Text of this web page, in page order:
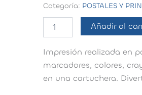
Categoría: POSTALES Y
para
(50x70)
cantidad
Añadir al
Impresión realizada en
marcadores, colores,
en una cartuchera.